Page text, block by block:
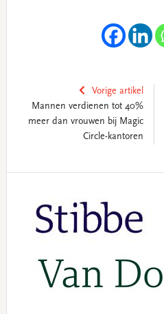
Vorige artikel
Mannen verdienen tot 40%
meer dan vrouwen bij Magic
Circle-kantoren